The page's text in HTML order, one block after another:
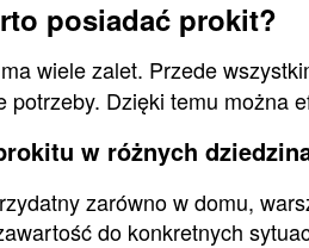
posiadać prokit?
ma wiele zalet. Przede
potrzeby. Dzięki temu można
w różnych
zarówno w domu,
do konkretnych